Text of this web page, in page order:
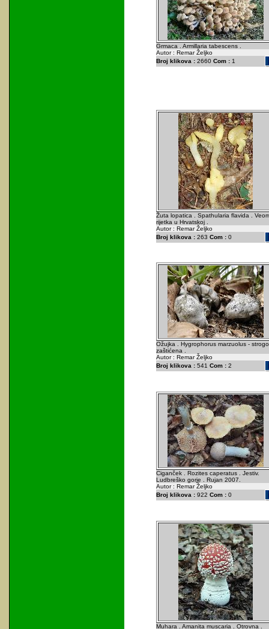
Grmaca . Armillaria tabescens .
Autor : Remar Željko
Broj klikova :2660 Com :1
Žuta lopatica . Spathularia flavida .
rijetka u Hrvatskoj .
Autor : Remar Željko
Broj klikova :263 Com :0
Ožujka . Hygrophorus marzuolus - strogo
zaštićena .
Autor : Remar Željko
Broj klikova :541 Com :2
Ciganček . Rozites caperatus . Jestiv.
Ludbreško gorje . Rujan 2007.
Autor : Remar Željko
Broj klikova :922 Com :0
Muhara . Amanita muscaria . Otrovna .